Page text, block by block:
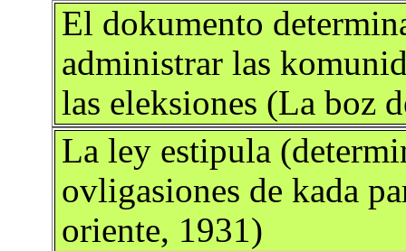
El dokumento
administrar las
las eleksiones (La boz
La ley estipula
ovligasiones de kada
oriente, 1931)